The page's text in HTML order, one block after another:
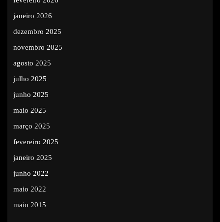
janeiro 2026
dezembro 2025
novembro 2025
agosto 2025
julho 2025
junho 2025
maio 2025
março 2025
fevereiro 2025
janeiro 2025
junho 2022
maio 2022
maio 2015